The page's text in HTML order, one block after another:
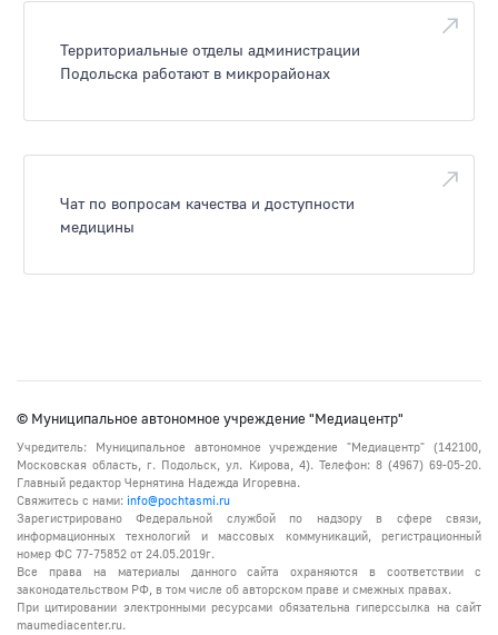
Территориальные отделы администрации
Подольска работают в микрорайонах
Чат по вопросам качества и доступности
медицины
© Муниципальное автономное учреждение "Медиацентр"
Учредитель: Муниципальное автономное учреждение "Медиацентр" (142100,
Московская область, г. Подольск, ул. Кирова, 4). Телефон: 8 (4967) 69-05-20.
Главный редактор Чернятина Надежда Игоревна.
Свяжитесь с нами: info@pochtasmi.ru
Зарегистрировано Федеральной службой по надзору в сфере связи,
информационных технологий и массовых коммуникаций, регистрационный
номер ФС 77-75852 от 24.05.2019г.
Все права на материалы данного сайта охраняются в соответствии с
законодательством РФ, в том числе об авторском праве и смежных правах.
При цитировании электронными ресурсами обязательна гиперссылка на сайт
maumediacenter.ru.